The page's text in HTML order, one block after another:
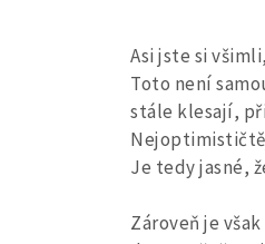
Asi jste si
Toto není
stále klesají,
Je tedy jasné,
Zároveň je